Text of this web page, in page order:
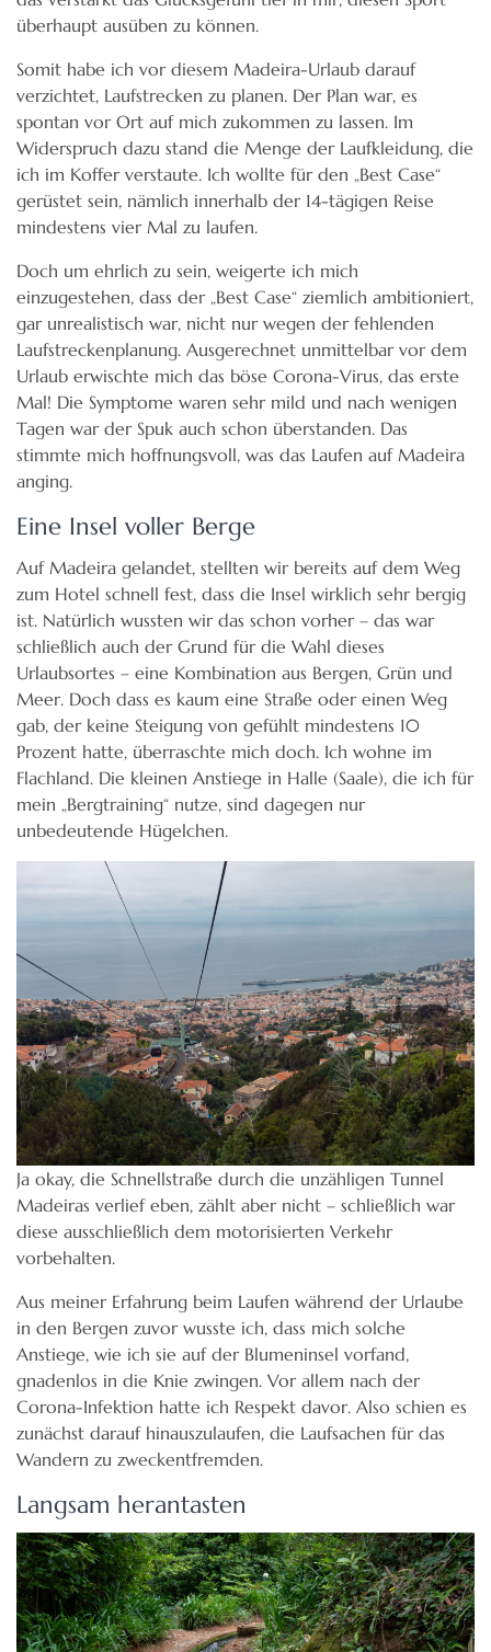
überhaupt ausüben zu können.
Somit habe ich vor diesem Madeira-Urlaub darauf
verzichtet, Laufstrecken zu planen. Der Plan war, es
spontan vor Ort auf mich zukommen zu lassen. Im
Widerspruch dazu stand die Menge der Laufkleidung, die
ich im Koffer verstaute. Ich wollte für den „Best Case“
gerüstet sein, nämlich innerhalb der 14-tägigen Reise
mindestens vier Mal zu laufen.
Doch um ehrlich zu sein, weigerte ich mich
einzugestehen, dass der „Best Case“ ziemlich ambitioniert,
gar unrealistisch war, nicht nur wegen der fehlenden
Laufstreckenplanung. Ausgerechnet unmittelbar vor dem
Urlaub erwischte mich das böse Corona-Virus, das erste
Mal! Die Symptome waren sehr mild und nach wenigen
Tagen war der Spuk auch schon überstanden. Das
stimmte mich hoffnungsvoll, was das Laufen auf Madeira
anging.
Eine Insel voller Berge
Auf Madeira gelandet, stellten wir bereits auf dem Weg
zum Hotel schnell fest, dass die Insel wirklich sehr bergig
ist. Natürlich wussten wir das schon vorher – das war
schließlich auch der Grund für die Wahl dieses
Urlaubsortes – eine Kombination aus Bergen, Grün und
Meer. Doch dass es kaum eine Straße oder einen Weg
gab, der keine Steigung von gefühlt mindestens 10
Prozent hatte, überraschte mich doch. Ich wohne im
Flachland. Die kleinen Anstiege in Halle (Saale), die ich für
mein „Bergtraining“ nutze, sind dagegen nur
unbedeutende Hügelchen.
Ja okay, die Schnellstraße durch die unzähligen Tunnel
Madeiras verlief eben, zählt aber nicht – schließlich war
diese ausschließlich dem motorisierten Verkehr
vorbehalten.
Aus meiner Erfahrung beim Laufen während der Urlaube
in den Bergen zuvor wusste ich, dass mich solche
Anstiege, wie ich sie auf der Blumeninsel vorfand,
gnadenlos in die Knie zwingen. Vor allem nach der
Corona-Infektion hatte ich Respekt davor. Also schien es
zunächst darauf hinauszulaufen, die Laufsachen für das
Wandern zu zweckentfremden.
Langsam herantasten